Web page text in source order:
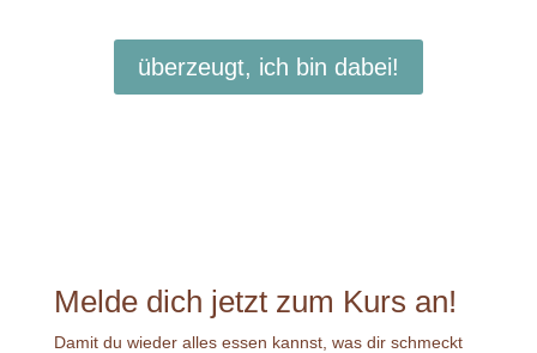
überzeugt, ich bin dabei!
Melde dich jetzt zum Kurs an!
Damit du wieder alles essen kannst, was dir schmeckt